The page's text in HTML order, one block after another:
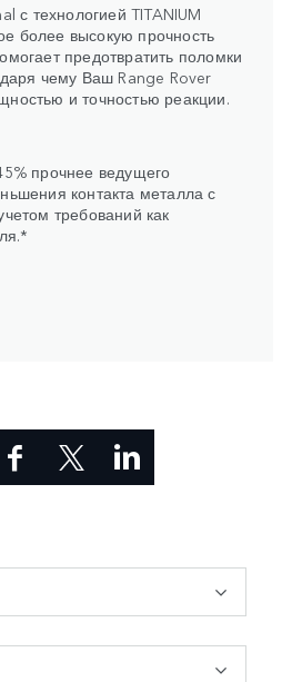
с технологией TITANIUM
более высокую прочность
предотвратить поломки
чему Ваш Range Rover
и точностью реакции.
прочнее ведущего
контакта металла с
требований как